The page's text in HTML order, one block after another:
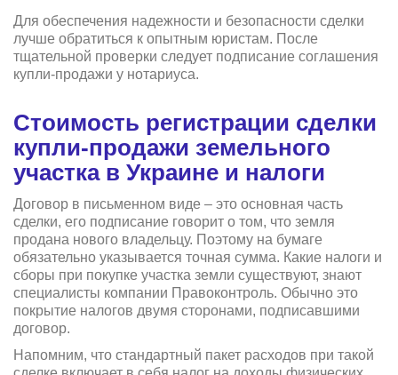
Для обеспечения надежности и безопасности сделки
лучше обратиться к опытным юристам. После
тщательной проверки следует подписание соглашения
купли-продажи у нотариуса.
Стоимость регистрации сделки
купли-продажи земельного
участка в Украине и налоги
Договор в письменном виде – это основная часть
сделки, его подписание говорит о том, что земля
продана нового владельцу. Поэтому на бумаге
обязательно указывается точная сумма. Какие налоги и
сборы при покупке участка земли существуют, знают
специалисты компании Правоконтроль. Обычно это
покрытие налогов двумя сторонами, подписавшими
договор.
Напомним, что стандартный пакет расходов при такой